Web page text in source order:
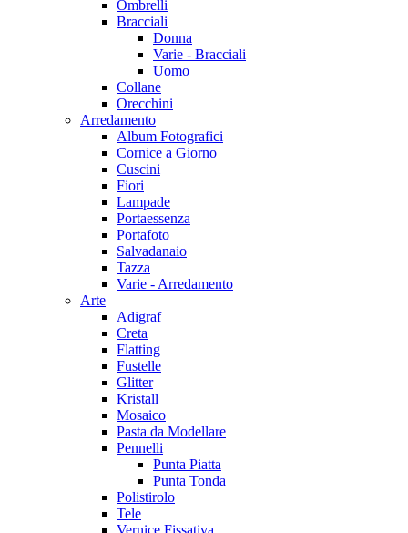
Ombrelli
Bracciali
Donna
Varie - Bracciali
Uomo
Collane
Orecchini
Arredamento
Album Fotografici
Cornice a Giorno
Cuscini
Fiori
Lampade
Portaessenza
Portafoto
Salvadanaio
Tazza
Varie - Arredamento
Arte
Adigraf
Creta
Flatting
Fustelle
Glitter
Kristall
Mosaico
Pasta da Modellare
Pennelli
Punta Piatta
Punta Tonda
Polistirolo
Tele
Vernice Fissativa